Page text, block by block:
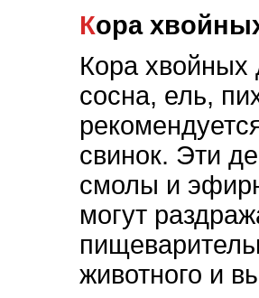
Кора
Кора хвойных
сосна, ель,
свинок. Эти
смолы и
могут
животного и